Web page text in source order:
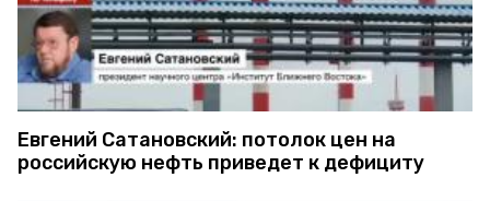
Евгений Сатановский: потолок цен на
российскую нефть приведет к дефициту